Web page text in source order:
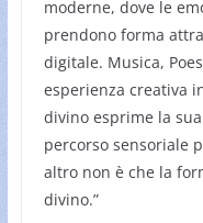
moderne, dove le
prendono forma
digitale. Musica,
esperienza creativa
divino esprime la
percorso sensoriale
altro non è che la
divino.”